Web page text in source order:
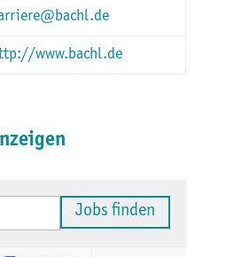
www.bachl.de